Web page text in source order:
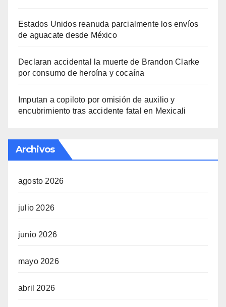
Estados Unidos reanuda parcialmente los envíos
de aguacate desde México
Declaran accidental la muerte de Brandon Clarke
por consumo de heroína y cocaína
Imputan a copiloto por omisión de auxilio y
encubrimiento tras accidente fatal en Mexicali
Archivos
agosto 2026
julio 2026
junio 2026
mayo 2026
abril 2026